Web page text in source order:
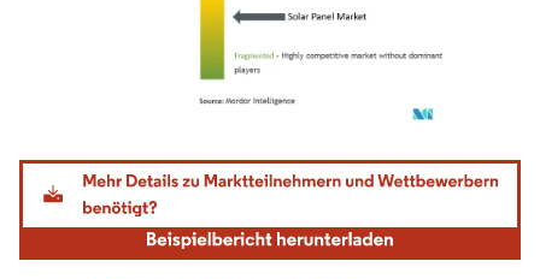
Bild © Mordor Intelligence. Wiederverwendung erfordert Namensnennung gemäß